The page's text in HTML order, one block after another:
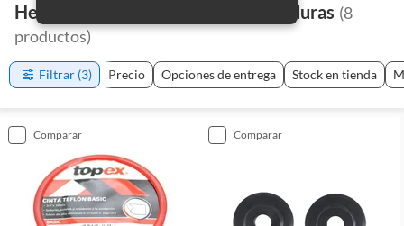
Herramientas De Plomería Y Soldaduras (8
productos)
Filtrar (3) Precio Opciones de entrega Stock en tienda
comparar comparar